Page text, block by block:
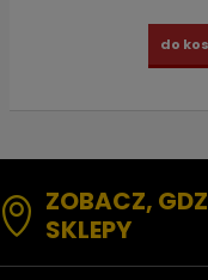
do
ZOBACZ,
SKLEPY